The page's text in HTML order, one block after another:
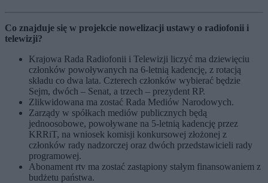
Co znajduje się w projekcie nowelizacji ustawy o radiofonii i
telewizji?
Krajowa Rada Radiofonii i Telewizji liczyć ma dziewięciu
członków powoływanych na 6-letnią kadencję, z rotacją
składu co dwa lata. Czterech członków wybierać będzie
Sejm, dwóch – Senat, a trzech – prezydent RP.
Zlikwidowana ma zostać Rada Mediów Narodowych.
Zarządy w spółkach mediów publicznych będą
jednoosobowe, powoływane na 5-letnią kadencję przez
KRRiT, na wniosek komisji konkursowej złożonej z
członków rady nadzorczej oraz dwóch przedstawicieli rady
programowej.
Abonament rtv ma zostać zastąpiony stałym finansowaniem z
budżetu państwa.